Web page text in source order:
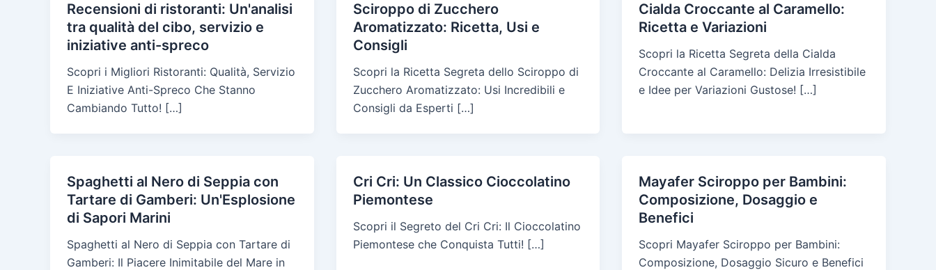
Recensioni di ristoranti: Un'analisi
tra qualità del cibo, servizio e
iniziative anti-spreco
Scopri i Migliori Ristoranti: Qualità, Servizio
E Iniziative Anti-Spreco Che Stanno
Cambiando Tutto! […]
Sciroppo di Zucchero
Aromatizzato: Ricetta, Usi e
Consigli
Scopri la Ricetta Segreta dello Sciroppo di
Zucchero Aromatizzato: Usi Incredibili e
Consigli da Esperti […]
Cialda Croccante al Caramello:
Ricetta e Variazioni
Scopri la Ricetta Segreta della Cialda
Croccante al Caramello: Delizia Irresistibile
e Idee per Variazioni Gustose! […]
Spaghetti al Nero di Seppia con
Tartare di Gamberi: Un'Esplosione
di Sapori Marini
Spaghetti al Nero di Seppia con Tartare di
Gamberi: Il Piacere Inimitabile del Mare in
Cri Cri: Un Classico Cioccolatino
Piemontese
Scopri il Segreto del Cri Cri: Il Cioccolatino
Piemontese che Conquista Tutti! […]
Mayafer Sciroppo per Bambini:
Composizione, Dosaggio e
Benefici
Scopri Mayafer Sciroppo per Bambini:
Composizione, Dosaggio Sicuro e Benefici